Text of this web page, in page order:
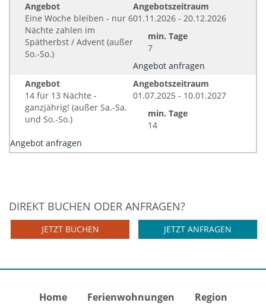
Angebot
Eine Woche bleiben - nur 6
Nächte zahlen im
Spätherbst / Advent (außer
So.-So.)
Angebotszeitraum
01.11.2026 - 20.12.2026
min. Tage
7
Angebot anfragen
Angebot
14 für 13 Nächte -
ganzjährig! (außer Sa.-Sa.
und So.-So.)
Angebotszeitraum
01.07.2025 - 10.01.2027
min. Tage
14
Angebot anfragen
DIREKT BUCHEN ODER ANFRAGEN?
JETZT ANFRAGEN
JETZT BUCHEN
Home Ferienwohnungen
Region